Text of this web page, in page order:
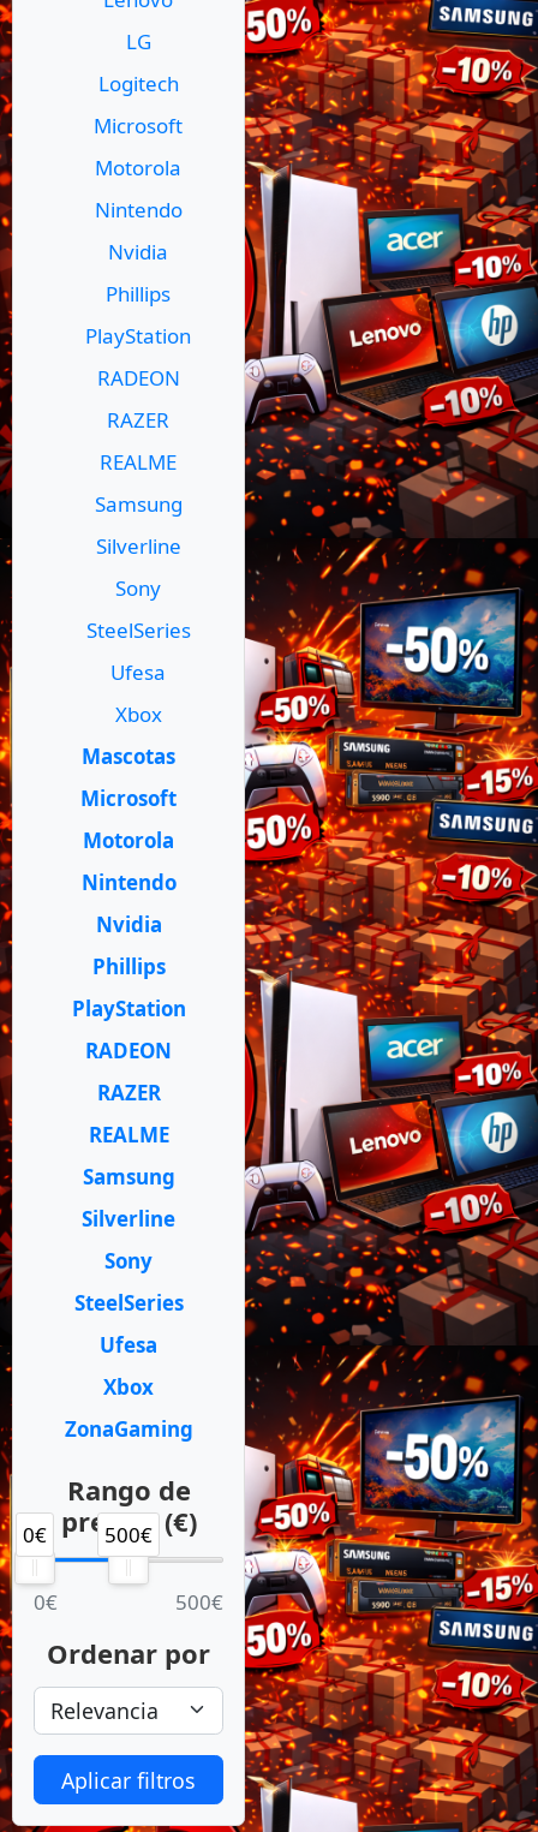
LG
Logitech
Microsoft
Motorola
Nintendo
Nvidia
Phillips
PlayStation
RADEON
RAZER
REALME
Samsung
Silverline
Sony
SteelSeries
Ufesa
Xbox
Mascotas
Microsoft
Motorola
Nintendo
Nvidia
Phillips
PlayStation
RADEON
RAZER
REALME
Samsung
Silverline
Sony
SteelSeries
Ufesa
Xbox
ZonaGaming
Rango de
precios (€)
0€ 500€
0€ 500€
Ordenar por
Aplicar filtros